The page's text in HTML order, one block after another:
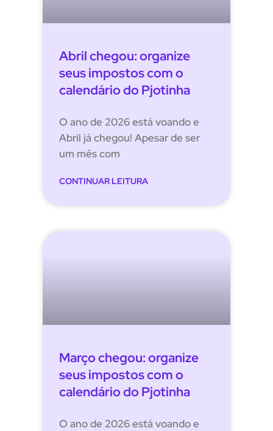
Abril chegou: organize
seus impostos com o
calendário do Pjotinha
O ano de 2026 está voando e
Abril já chegou! Apesar de ser
um mês com
CONTINUAR LEITURA
Março chegou: organize
seus impostos com o
calendário do Pjotinha
O ano de 2026 está voando e